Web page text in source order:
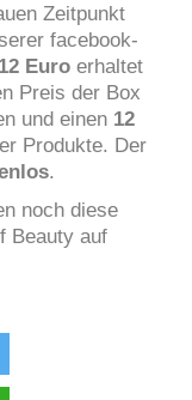
Zeitpunkt
facebook-
Euro erhaltet
Preis der Box
und einen 12
Produkte. Der
.
noch diese
Beauty auf